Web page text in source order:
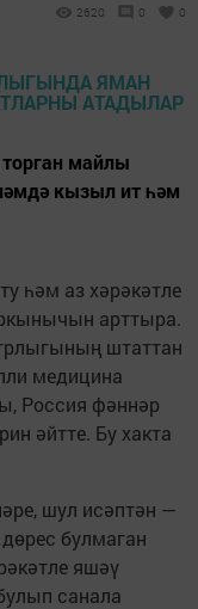
2620 0 0
майлы
кызыл ит һәм
һәм аз хәрәкәтле
арттыра.
штаттан
медицина
Россия фәннәр
әйтте. Бу хакта
шул исәптән —
булмаган
яшәү
санала